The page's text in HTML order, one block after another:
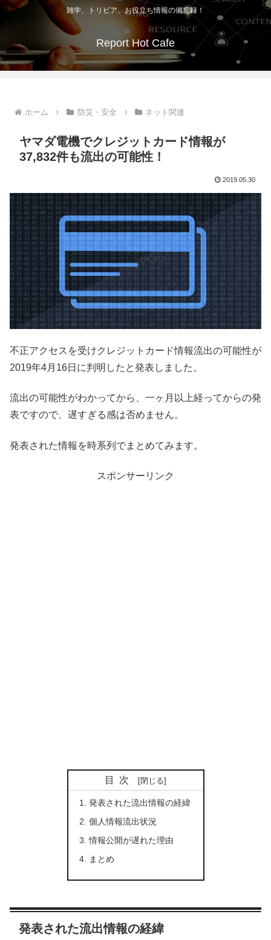
雑学、トリビア、お役立ち情報の備忘録！
Report Hot Cafe
ホーム 防災・安全 ネット関連
ヤマダ電機でクレジットカード情報が
37,832件も流出の可能性！
2019.05.30
不正アクセスを受けクレジットカード情報流出の可能性が
2019年4月16日に判明したと発表しました。
流出の可能性がわかってから、一ヶ月以上経ってからの発
表ですので、遅すぎる感は否めません。
発表された情報を時系列でまとめてみます。
スポンサーリンク
目次
発表された流出情報の経緯
個人情報流出状況
情報公開が遅れた理由
まとめ
発表された流出情報の経緯